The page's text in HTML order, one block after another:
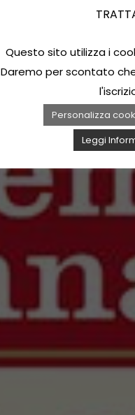
Questo sito utilizza i
Daremo per scontato
Personalizza
Leggi